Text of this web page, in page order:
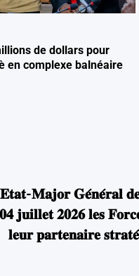
de dollars pour
en complexe balnéaire
𝐌𝐚𝐣𝐨𝐫 𝐆𝐞́𝐧𝐞́𝐫𝐚𝐥
𝟎𝟒 𝐣𝐮𝐢𝐥𝐥𝐞𝐭 𝟐𝟎𝟐𝟔 𝐥𝐞𝐬
𝐥𝐞𝐮𝐫 𝐩𝐚𝐫𝐭𝐞𝐧𝐚𝐢𝐫𝐞